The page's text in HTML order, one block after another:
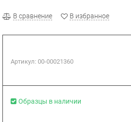
В сравнение В избранное
Артикул: 00-00021360
Образцы в наличии